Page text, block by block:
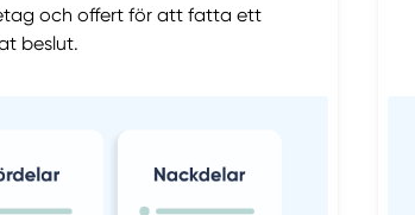
och offert för att fatta ett
beslut.